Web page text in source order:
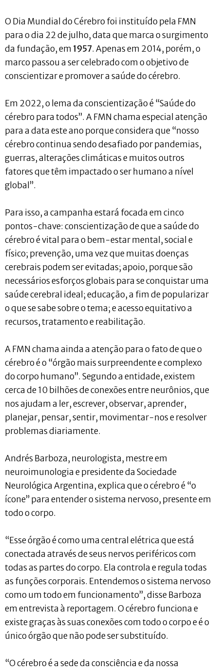
O Dia Mundial do Cérebro foi instituído pela FMN
para o dia 22 de julho, data que marca o surgimento
da fundação, em 1957. Apenas em 2014, porém, o
marco passou a ser celebrado com o objetivo de
conscientizar e promover a saúde do cérebro.
Em 2022, o lema da conscientização é “Saúde do
cérebro para todos”. A FMN chama especial atenção
para a data este ano porque considera que “nosso
cérebro continua sendo desafiado por pandemias,
guerras, alterações climáticas e muitos outros
fatores que têm impactado o ser humano a nível
global”.
Para isso, a campanha estará focada em cinco
pontos-chave: conscientização de que a saúde do
cérebro é vital para o bem-estar mental, social e
físico; prevenção, uma vez que muitas doenças
cerebrais podem ser evitadas; apoio, porque são
necessários esforços globais para se conquistar uma
saúde cerebral ideal; educação, a fim de popularizar
o que se sabe sobre o tema; e acesso equitativo a
recursos, tratamento e reabilitação.
A FMN chama ainda a atenção para o fato de que o
cérebro é o “órgão mais surpreendente e complexo
do corpo humano”. Segundo a entidade, existem
cerca de 10 bilhões de conexões entre neurônios, que
nos ajudam a ler, escrever, observar, aprender,
planejar, pensar, sentir, movimentar-nos e resolver
problemas diariamente.
Andrés Barboza, neurologista, mestre em
neuroimunologia e presidente da Sociedade
Neurológica Argentina, explica que o cérebro é “o
ícone” para entender o sistema nervoso, presente em
todo o corpo.
“Esse órgão é como uma central elétrica que está
conectada através de seus nervos periféricos com
todas as partes do corpo. Ela controla e regula todas
as funções corporais. Entendemos o sistema nervoso
como um todo em funcionamento”, disse Barboza
em entrevista à reportagem. O cérebro funciona e
existe graças às suas conexões com todo o corpo e é o
único órgão que não pode ser substituído.
“O cérebro é a sede da consciência e da nossa